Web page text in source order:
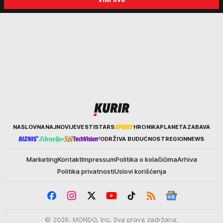
nekim ko nema para"
tortura..."
KurirNASLOVNANAJNOVIJEVESTISTARS HRONIKAPLANETAZABAVA
ODRŽIVA BUDUĆNOSTREGIONNEWS
MarketingKontaktImpressumPolitika o kolačićimaArhiva
Politika privatnostiUslovi korišćenja
© 2026. MONDO, Inc. Sva prava zadržana.